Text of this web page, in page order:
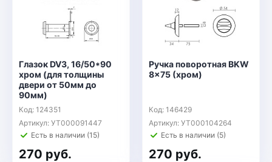
Глазок DV3, 16/50*90
хром (для толщины
двери от 50мм до
90мм)
Код: 124351
Артикул: УТ000091447
Есть в наличии (15)
270 руб.
Ручка поворотная BKW
8x75 (хром)
Код: 146429
Артикул: УТ000104264
Есть в наличии (5)
270 руб.